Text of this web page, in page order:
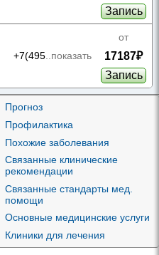
Запись
+7(495 ..показать
от
17187₽
Запись
+7(495
Запись
+7(495..показать
19000₽
Прогноз
Профилактика
Похожие заболевания
Связанные клинические
рекомендации
Связанные стандарты мед.
помощи
Основные медицинские услуги
Клиники для лечения